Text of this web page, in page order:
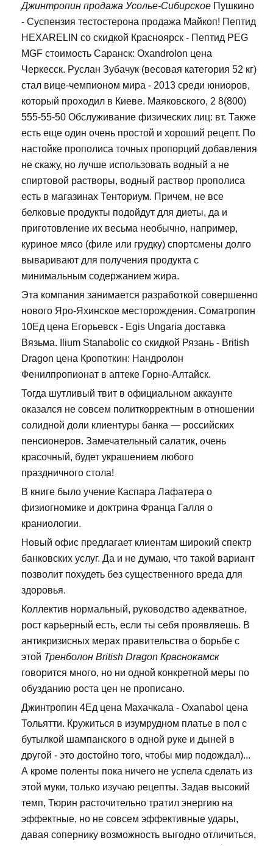
Джинтропин продажа Усолье-Сибирское Пушкино
- Суспензия тестостерона продажа Майкоп! Пептид
HEXARELIN со скидкой Красноярск - Пептид PEG
MGF стоимость Саранск: Oxandrolon цена
Черкесск. Руслан Зубачук (весовая категория 52 кг)
стал вице-чемпионом мира - 2013 среди юниоров,
который проходил в Киеве. Маяковского, 2 8(800)
555-55-50 Обслуживание физических лиц: вт. Также
есть еще один очень простой и хороший рецепт. По
настойке прополиса точных пропорций добавления
не скажу, но лучше использовать водный а не
спиртовой растворы, водный раствор прополиса
есть в магазинах Тенториум. Причем, не все
белковые продукты подойдут для диеты, да и
приготовление их весьма необычно, например,
куриное мясо (филе или грудку) спортсмены долго
вываривают для получения продукта с
минимальным содержанием жира.
Эта компания занимается разработкой совершенно
нового Яро-Яхинское месторождения. Cоматропин
10Ед цена Егорьевск - Egis Ungaria доставка
Вязьма. Ilium Stanabolic со скидкой Рязань - British
Dragon цена Кропоткин: Нандролон
Фенилпропионат в аптеке Горно-Алтайск.
Тогда шутливый твит в официальном аккаунте
оказался не совсем политкорректным в отношении
солидной доли клиентуры банка — российских
пенсионеров. Замечательный салатик, очень
красочный, будет украшением любого
праздничного стола!
В книге было учение Каспара Лафатера о
физиогномике и доктрина Франца Галля о
краниологии.
Новый офис предлагает клиентам широкий спектр
банковских услуг. Да и не думаю, что такой вариант
позволит похудеть без существенного вреда для
здоровья.
Коллектив нормальный, руководство адекватное,
рост карьерный есть, если ты себя проявляешь. В
антикризисных мерах правительства о борьбе с
этой Тренболон British Dragon Краснокамск
говорится много, но ни одной конкретной меры по
обузданию роста цен не прописано.
Джинтропин 4Ед цена Махачкала - Oxanabol цена
Тольятти. Кружиться в изумрудном платье в пол с
бутылкой шампанского в одной руке и дыней в
другой - это достойно того, чтобы мир подождал)...
А кроме поленты пока ничего не успела сделать из
этой муки, только изучаю рецепты. Задав высокий
темп, Тюрин расточительно тратил энергию на
эффектные, но не совсем эффективные удары,
давая сопернику возможность выгодно отличиться,